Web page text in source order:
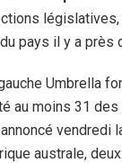
pays il y a près
Umbrella
au moins 31
vendredi
australe,